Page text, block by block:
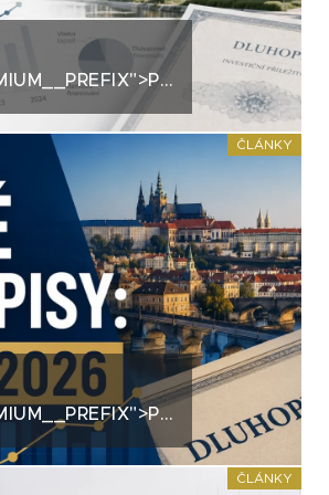
FKI — A
TRHEM
ČLÁNKY
ZA DUBEN
ČLÁNKY